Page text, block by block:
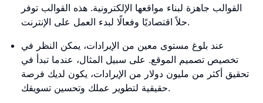
القوالب جاهزة لبناء مواقعها الإلكترونية. هذه القوالب توفر
حلاً اقتصاديًا وفعالًا لبدء العمل على الإنترنت.
عند بلوغ مستوى معين من الإيرادات، يمكن النظر في
تخصيص تصميم الموقع. على سبيل المثال، عندما تبدأ في
تحقيق أكثر من مليون دولار من الإيرادات، يكون لديك فرصة
حقيقية لتطوير عملك وتحسين تسويقك.